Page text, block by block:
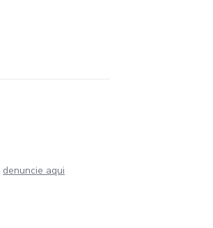
denuncie aqui